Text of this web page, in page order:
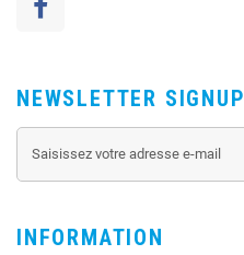
NEWSLETTER SIGNUP
INFORMATION